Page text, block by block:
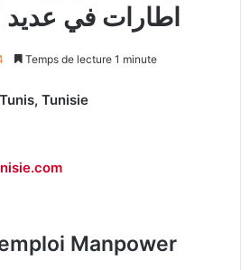
اطارات في
Temps de lecture 1 minute
Tunisie
Manpower